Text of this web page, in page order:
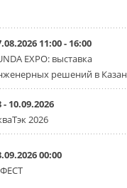
специальный перечень
2026
через месяц в России
будет
панели в МКД
сентября снимается запрет на
в
2026
вентиляторы с
Sysimple TRS
11:00 - 16:00
EXPO: выставка
решений в
- 10.09.2026
2026
00:00